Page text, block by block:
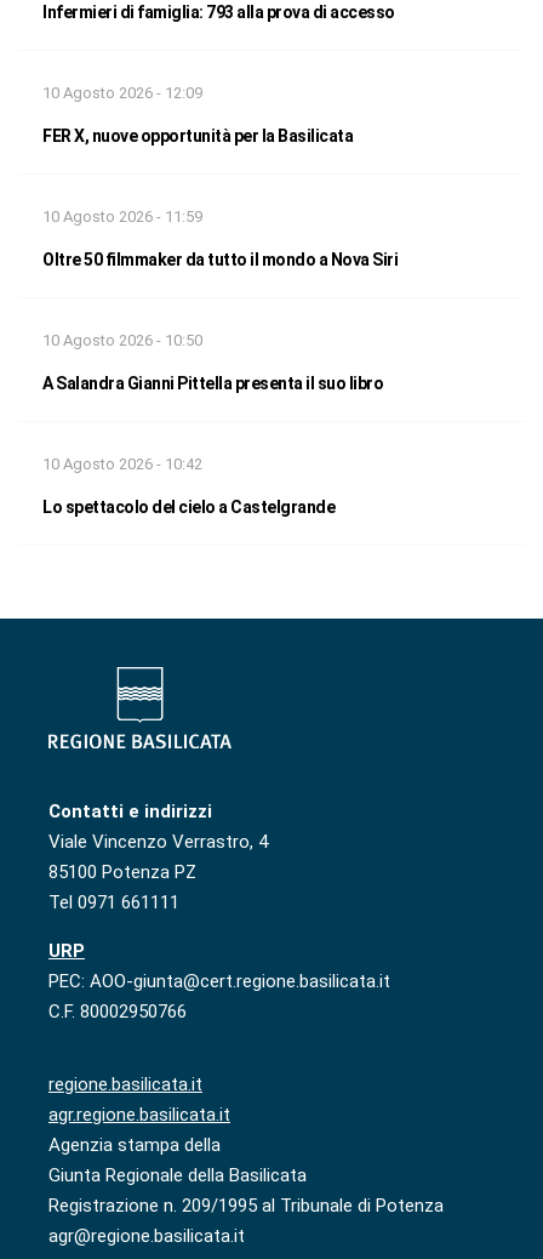
Infermieri di famiglia: 793 alla prova di accesso
10 Agosto 2026 - 12:09
FER X, nuove opportunità per la Basilicata
10 Agosto 2026 - 11:59
Oltre 50 filmmaker da tutto il mondo a Nova Siri
10 Agosto 2026 - 10:50
A Salandra Gianni Pittella presenta il suo libro
10 Agosto 2026 - 10:42
Lo spettacolo del cielo a Castelgrande
Contatti e indirizzi
Viale Vincenzo Verrastro, 4
85100 Potenza PZ
Tel 0971 661111
URP
PEC: AOO-giunta@cert.regione.basilicata.it
C.F. 80002950766
regione.basilicata.it
agr.regione.basilicata.it
Agenzia stampa della
Giunta Regionale della Basilicata
Registrazione n. 209/1995 al Tribunale di Potenza
agr@regione.basilicata.it